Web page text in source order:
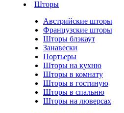
Шторы
Австрийские шторы
Французские шторы
Шторы блэкаут
Занавески
Портьеры
Шторы на кухню
Шторы в комнату
Шторы в гостиную
Шторы в спальню
Шторы на люверсах